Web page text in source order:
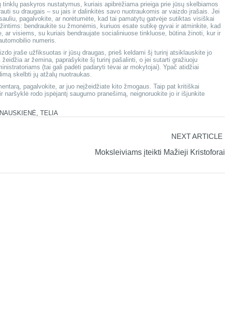
paskyros nustatymus, kuriais apibrėžiama prieiga prie jūsų skelbiamos
su draugais – su jais ir dalinkitės savo nuotraukomis ar vaizdo įrašais. Jei
pagalvokite, ar norėtumėte, kad tai pamatytų gatvėje sutiktas visiškai
bendraukite su žmonėmis, kuriuos esate sutikę gyvai ir atminkite, kad
visiems, su kuriais bendraujate socialiniuose tinkluose, būtina žinoti, kur ir
numeris.
įraše užfiksuotas ir jūsų draugas, prieš keldami šį turinį atsiklauskite jo
ar žemina, paprašykite šį turinį pašalinti, o jei sutarti gražiuoju
(tai gali padėti padaryti tėvai ar mokytojai). Ypač atidžiai
skelbti jų atžalų nuotraukas.
pagalvokite, ar juo neįžeidžiate kito žmogaus. Taip pat kritiškai
rodo įspėjantį saugumo pranešimą, neignoruokite jo ir išjunkite
, TELIA
NEXT ARTICLE
Moksleiviams įteikti Mažieji Kristoforai